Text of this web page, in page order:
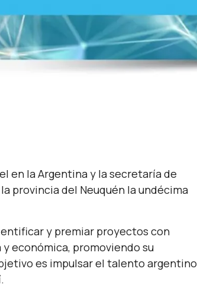
en la Argentina y la secretaría de
provincia del Neuquén la undécima
y premiar proyectos con
económica, promoviendo su
es impulsar el talento argentino